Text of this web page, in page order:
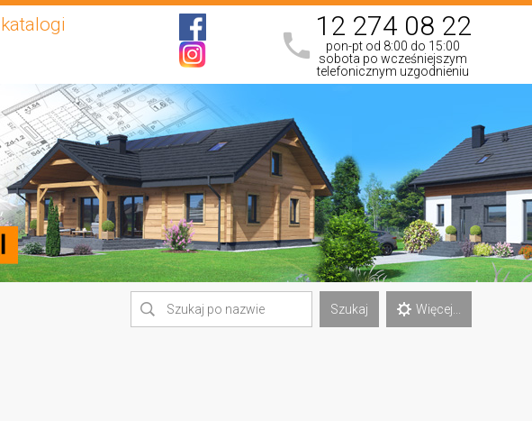
katalogi
12 274 08 22
pon-pt od 8:00 do 15:00
sobota po wcześniejszym
telefonicznym uzgodnieniu
Szukaj Więcej...